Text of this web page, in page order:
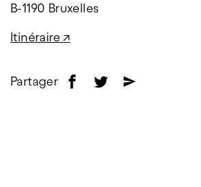
B-1190 Bruxelles
Itinéraire ↗
Partager f t e